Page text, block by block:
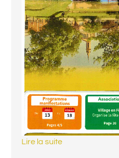
Lire la suite